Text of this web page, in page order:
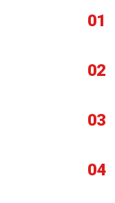
01
02
03
04